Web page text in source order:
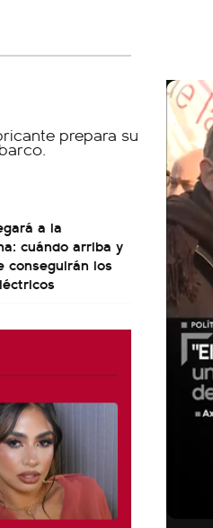
a la
cuándo arriba y
conseguirán los